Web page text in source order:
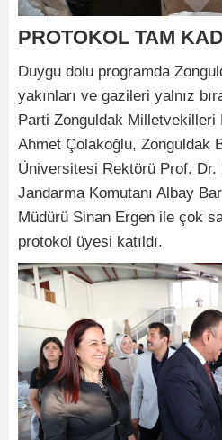
PROTOKOL TAM
Duygu dolu programda
yakınları ve gazileri yalnız
Parti Zonguldak Milletvekilleri
Ahmet Çolakoğlu, Zonguldak
Üniversitesi Rektörü Prof. Dr.
Jandarma Komutanı Albay
Müdürü Sinan Ergen ile çok
protokol üyesi katıldı.